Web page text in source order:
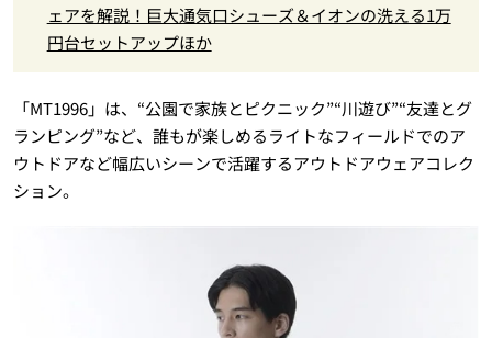
ェアを解説！巨大通気口シューズ＆イオンの洗える1万
円台セットアップほか
「MT1996」は、“公園で家族とピクニック”“川遊び”“友達とグ
ランピング”など、誰もが楽しめるライトなフィールドでのア
ウトドアなど幅広いシーンで活躍するアウトドアウェアコレク
ション。